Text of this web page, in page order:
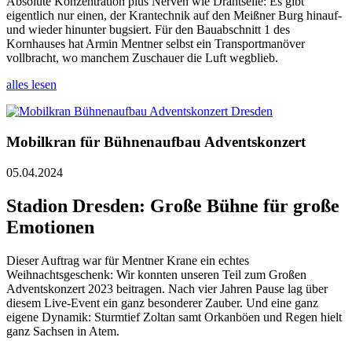
eigentlich nur einen, der Krantechnik auf den Meißner Burg hinauf-
und wieder hinunter bugsiert. Für den Bauabschnitt 1 des
Kornhauses hat Armin Mentner selbst ein Transportmanöver
vollbracht, wo manchem Zuschauer die Luft wegblieb.
alles lesen
Mobilkran für Bühnenaufbau Adventskonzert
05.04.2024
Stadion Dresden: Große Bühne für große
Emotionen
Dieser Auftrag war für Mentner Krane ein echtes
Weihnachtsgeschenk: Wir konnten unseren Teil zum Großen
Adventskonzert 2023 beitragen. Nach vier Jahren Pause lag über
diesem Live-Event ein ganz besonderer Zauber. Und eine ganz
eigene Dynamik: Sturmtief Zoltan samt Orkanböen und Regen hielt
ganz Sachsen in Atem.